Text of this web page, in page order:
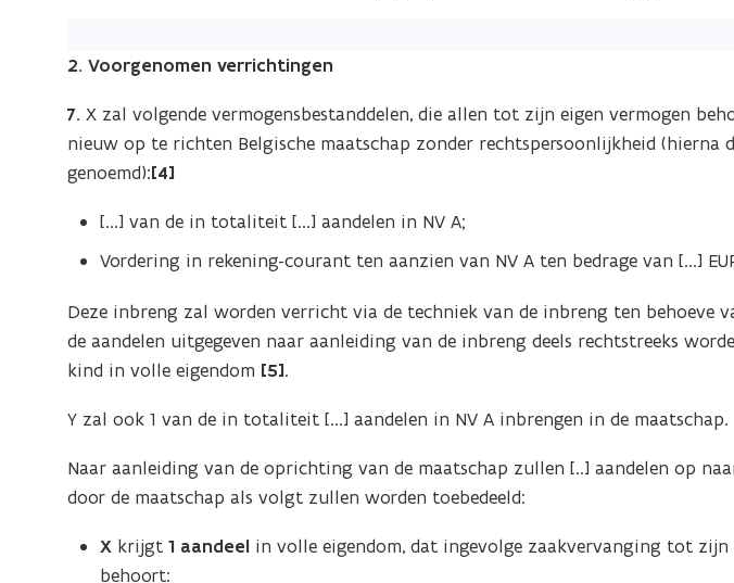
2. Voorgenomen verrichtingen
7.X zal volgende vermogensbestanddelen, die allen tot zijn eigen vermogen
nieuw op te richten Belgische maatschap zonder rechtspersoonlijkheid (hierna
genoemd):[4]
[...] van de in totaliteit [...] aandelen in NV A;
Vordering in rekening-courant ten aanzien van NV A ten bedrage van [...]
Deze inbreng zal worden verricht via de techniek van de inbreng ten behoeve
de aandelen uitgegeven naar aanleiding van de inbreng deels rechtstreeks
kind in volle eigendom [5].
Y zal ook 1 van de in totaliteit [...] aandelen in NV A inbrengen in de maatschap.
Naar aanleiding van de oprichting van de maatschap zullen [..] aandelen op
door de maatschap als volgt zullen worden toebedeeld:
X krijgt1 aandeel in volle eigendom, dat ingevolge zaakvervanging tot zijn
behoort: